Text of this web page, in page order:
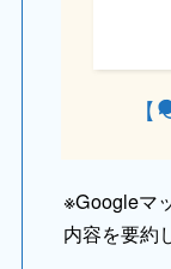
【
※Googleマ
内容を要約